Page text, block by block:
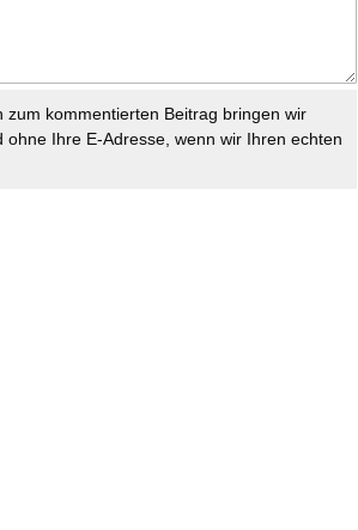
kommentierten Beitrag bringen wir
Ihre E-Adresse, wenn wir Ihren echten